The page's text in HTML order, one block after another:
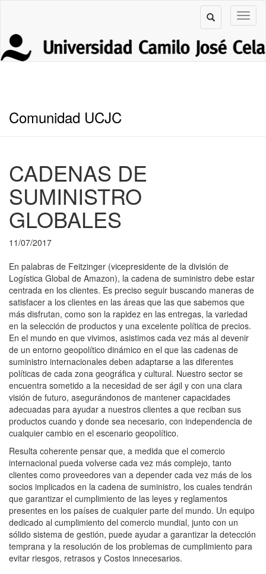
Comunidad UCJC
CADENAS DE
SUMINISTRO
GLOBALES
11/07/2017
En palabras de Feitzinger (vicepresidente de la división de
Logística Global de Amazon), la cadena de suministro debe estar
centrada en los clientes. Es preciso seguir buscando maneras de
satisfacer a los clientes en las áreas que las que sabemos que
más disfrutan, como son la rapidez en las entregas, la variedad
en la selección de productos y una excelente política de precios.
En el mundo en que vivimos, asistimos cada vez más al devenir
de un entorno geopolítico dinámico en el que las cadenas de
suministro internacionales deben adaptarse a las diferentes
políticas de cada zona geográfica y cultural. Nuestro sector se
encuentra sometido a la necesidad de ser ágil y con una clara
visión de futuro, asegurándonos de mantener capacidades
adecuadas para ayudar a nuestros clientes a que reciban sus
productos cuando y donde sea necesario, con independencia de
cualquier cambio en el escenario geopolítico.
Resulta coherente pensar que, a medida que el comercio
internacional pueda volverse cada vez más complejo, tanto
clientes como proveedores van a depender cada vez más de los
socios implicados en la cadena de suministro, los cuales tendrán
que garantizar el cumplimiento de las leyes y reglamentos
presentes en los países de cualquier parte del mundo. Un equipo
dedicado al cumplimiento del comercio mundial, junto con un
sólido sistema de gestión, puede ayudar a garantizar la detección
temprana y la resolución de los problemas de cumplimiento para
evitar riesgos, retrasos y Costos innecesarios.